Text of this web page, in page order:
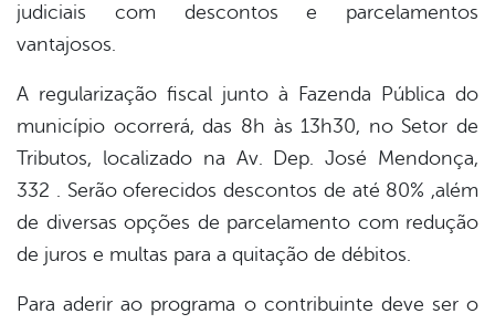
judiciais com descontos e parcelamentos
vantajosos.
A regularização fiscal junto à Fazenda Pública do
município ocorrerá, das 8h às 13h30, no Setor de
Tributos, localizado na Av. Dep. José Mendonça,
332 . Serão oferecidos descontos de até 80% ,além
de diversas opções de parcelamento com redução
de juros e multas para a quitação de débitos.
Para aderir ao programa o contribuinte deve ser o